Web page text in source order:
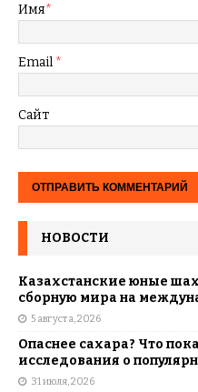
Имя*
Email *
Сайт
НОВОСТИ
Казахстанские юные
сборную мира на
5 августа, 2026
Опаснее сахара? Что
исследования о
31 июля, 2026